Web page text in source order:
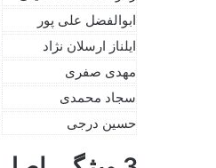
ابوالفضل علی پور
ایلناز ارسلان نژاد
مهدی صفری
سجاد محمدی
حسین درجی